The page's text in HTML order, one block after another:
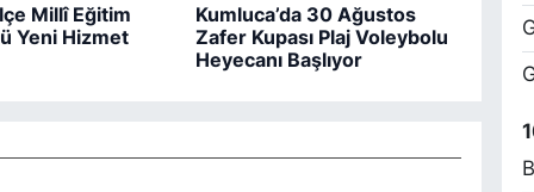
Millî Eğitim
Yeni Hizmet
Kumluca’da 30 Ağustos
Zafer Kupası Plaj Voleybolu
Heyecanı Başlıyor